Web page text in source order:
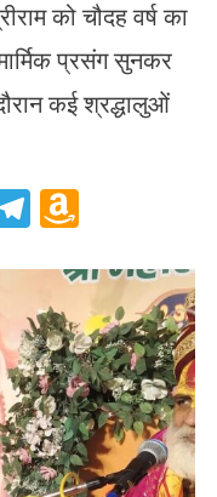
को चौदह वर्ष का
प्रसंग सुनकर
कई श्रद्धालुओं
Telegram
List